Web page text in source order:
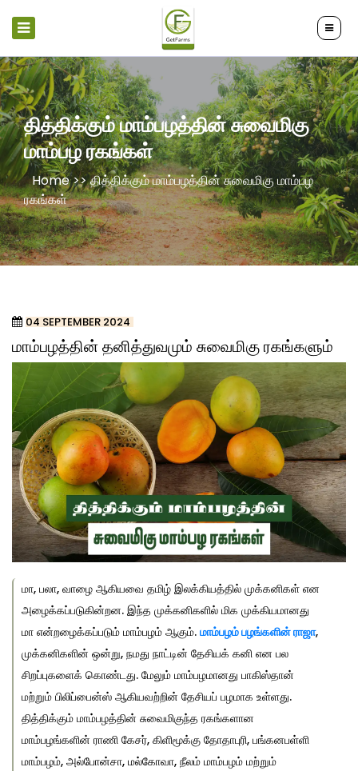
தித்திக்கும் மாம்பழத்தின் சுவைமிகு
மாம்பழ ரகங்கள்
Home >>தித்திக்கும் மாம்பழத்தின் சுவைமிகு மாம்பழ
ரகங்கள்
04 SEPTEMBER 2024
மாம்பழத்தின் தனித்துவமும் சுவைமிகு ரகங்களும்
மா, பலா, வாழை ஆகியவை தமிழ் இலக்கியத்தில் முக்கனிகள் என
அழைக்கப்படுகின்றன. இந்த முக்கனிகளில் மிக முக்கியமானது
மா என்றழைக்கப்படும் மாம்பழம் ஆகும். மாம்பழம் பழங்களின் ராஜா,
முக்கனிகளின் ஒன்று, நமது நாட்டின் தேசியக் கனி என பல
சிறப்புகளைக் கொண்டது. மேலும் மாம்பழமானது பாகிஸ்தான்
மற்றும் பிலிப்பைன்ஸ் ஆகியவற்றின் தேசியப் பழமாக உள்ளது.
தித்திக்கும் மாம்பழத்தின் சுவைமிகுந்த ரகங்களான
மாம்பழங்களின் ராணி கேசர், கிளிமூக்கு தோதாபுரி, பங்கனபள்ளி
மாம்பழம், அல்போன்சா, மல்கோவா, நீலம் மாம்பழம் மற்றும்